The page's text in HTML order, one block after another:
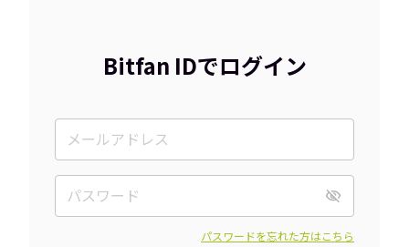
Bitfan IDでログイン
パスワードを忘れた方はこちら